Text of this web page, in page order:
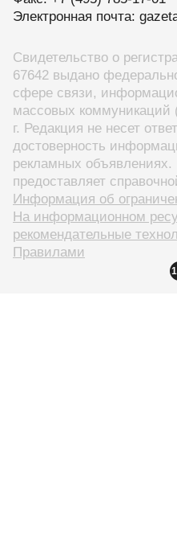
Электронная почта:
Свидетельство о
67642 выдано
сфере связи,
массовых коммуникаций
г. Редакция не несет
достоверность
рекламных объявлениях.
предоставляет
Информация об
На информационном
рекомендательные
Правилами